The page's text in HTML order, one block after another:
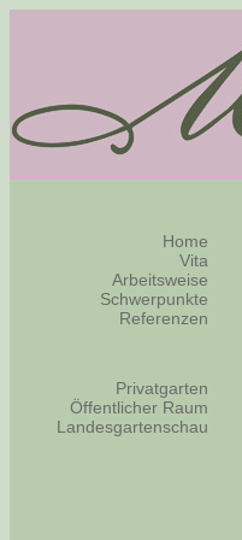
Home
Vita
Arbeitsweise
Schwerpunkte
Referenzen
Privatgarten
Öffentlicher Raum
Landesgartenschau